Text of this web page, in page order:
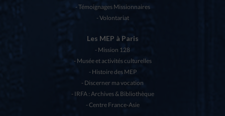
Témoignages Missionnaires
Volontariat
Les MEP à Paris
Mission 128
Musée et activités culturelles
Histoire des MEP
Discerner ma vocation
IRFA : Archives & Bibliothèque
Centre France-Asie